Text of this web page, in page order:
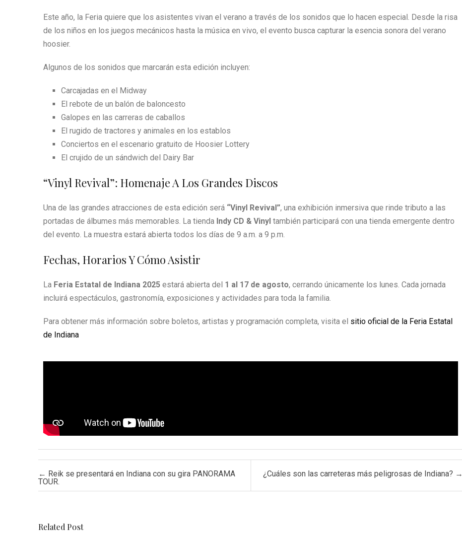
Este año, la Feria quiere que los asistentes vivan el verano a través de los sonidos que lo hacen especial. Desde la risa
de los niños en los juegos mecánicos hasta la música en vivo, el evento busca capturar la esencia sonora del verano
hoosier.
Algunos de los sonidos que marcarán esta edición incluyen:
Carcajadas en el Midway
El rebote de un balón de baloncesto
Galopes en las carreras de caballos
El rugido de tractores y animales en los establos
Conciertos en el escenario gratuito de Hoosier Lottery
El crujido de un sándwich del Dairy Bar
“Vinyl Revival”: Homenaje A Los Grandes Discos
Una de las grandes atracciones de esta edición será “Vinyl Revival”, una exhibición inmersiva que rinde tributo a las
portadas de álbumes más memorables. La tienda Indy CD & Vinyl también participará con una tienda emergente dentro
del evento. La muestra estará abierta todos los días de 9 a.m. a 9 p.m.
Fechas, Horarios Y Cómo Asistir
La Feria Estatal de Indiana 2025 estará abierta del 1 al 17 de agosto, cerrando únicamente los lunes. Cada jornada
incluirá espectáculos, gastronomía, exposiciones y actividades para toda la familia.
Para obtener más información sobre boletos, artistas y programación completa, visita el sitio oficial de la Feria Estatal
de Indiana
Post navigation
← Reik se presentará en Indiana con su gira PANORAMA
TOUR.
¿Cuáles son las carreteras más peligrosas de Indiana? →
Related Post